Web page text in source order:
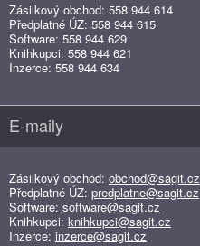
Zásilkový obchod: 558 944 614
Předplatné ÚZ: 558 944 615
Software: 558 944 629
Knihkupci: 558 944 621
Inzerce: 558 944 634
E-maily
Zásilkový obchod: obchod@sagit.cz
Předplatné ÚZ: predplatne@sagit.cz
Software: software@sagit.cz
Knihkupci: knihkupci@sagit.cz
Inzerce: inzerce@sagit.cz